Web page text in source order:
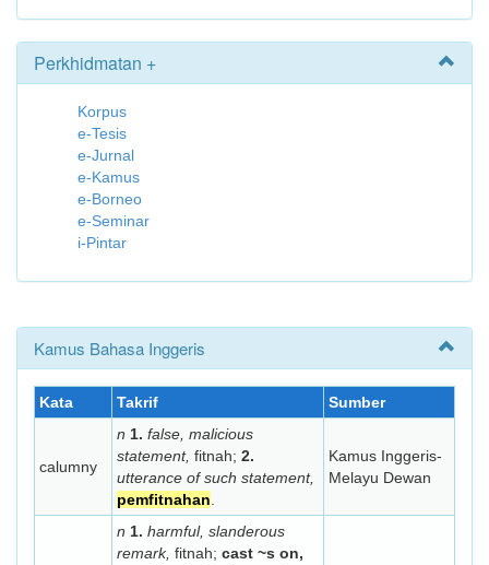
Perkhidmatan +
Korpus
e-Tesis
e-Jurnal
e-Kamus
e-Borneo
e-Seminar
i-Pintar
Kamus Bahasa Inggeris
Kata Takrif Sumber
calumny
n 1. false, malicious
statement, fitnah; 2.
utterance of such statement,
pemfitnahan
Kamus Inggeris-
Melayu Dewan
n 1. harmful, slanderous
remark, fitnah; cast ~s on,